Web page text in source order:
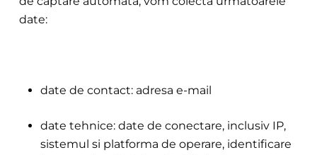
date:
date de contact: adresa e-mail
date tehnice: date de conectare, inclusiv IP,
sistemul si platforma de operare, identificare